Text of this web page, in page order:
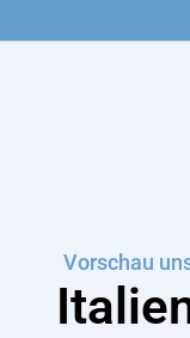
Vorschau